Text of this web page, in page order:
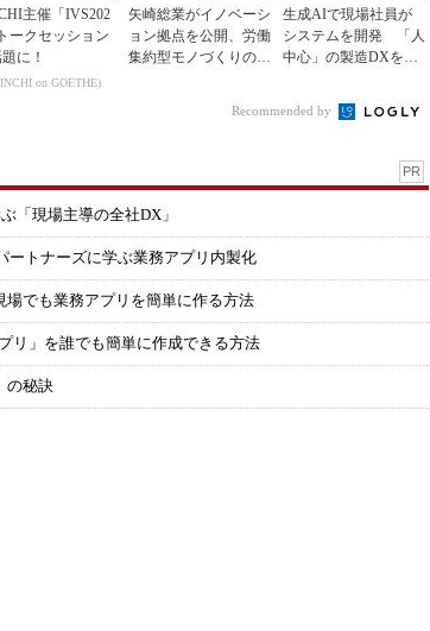
主催「IVS202
ークセッション
に！
on GOETHE)
矢崎総業がイノベーシ
ョン拠点を公開、労働
集約型モノづくりのス
生成AIで現場社員が
システムを開発 「人
中心」の製造DXを自
Recommended by
PR
「現場主導の全社DX」
ートナーズに学ぶ業務アプリ内製化
でも業務アプリを簡単に作る方法
リ」を誰でも簡単に作成できる方法
の秘訣